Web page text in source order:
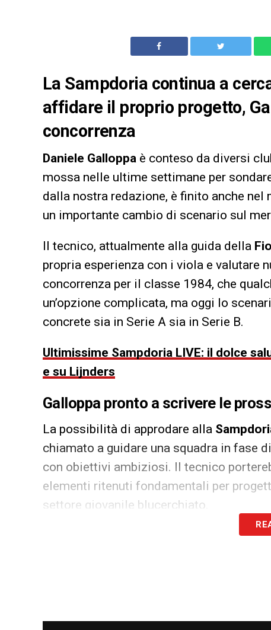
La Sampdoria continua a
affidare il proprio progetto,
concorrenza
Daniele Galloppa è conteso da diversi
mossa nelle ultime settimane per
dalla nostra redazione, è finito anche nel
un importante cambio di scenario sul
Il tecnico, attualmente alla guida della
propria esperienza con i viola e valutare
concorrenza per il classe 1984, che
un’opzione complicata, ma oggi lo
concrete sia in Serie A sia in Serie B.
Ultimissime Sampdoria LIVE: il dolce
e su Lijnders
Galloppa pronto a scrivere le
La possibilità di approdare alla
chiamato a guidare una squadra in fase
con obiettivi ambiziosi. Il tecnico
elementi ritenuti fondamentali per
settore giovanile blucerchiato.
Galloppa, Catanzaro e le
scegliere rapidamente la destinazione